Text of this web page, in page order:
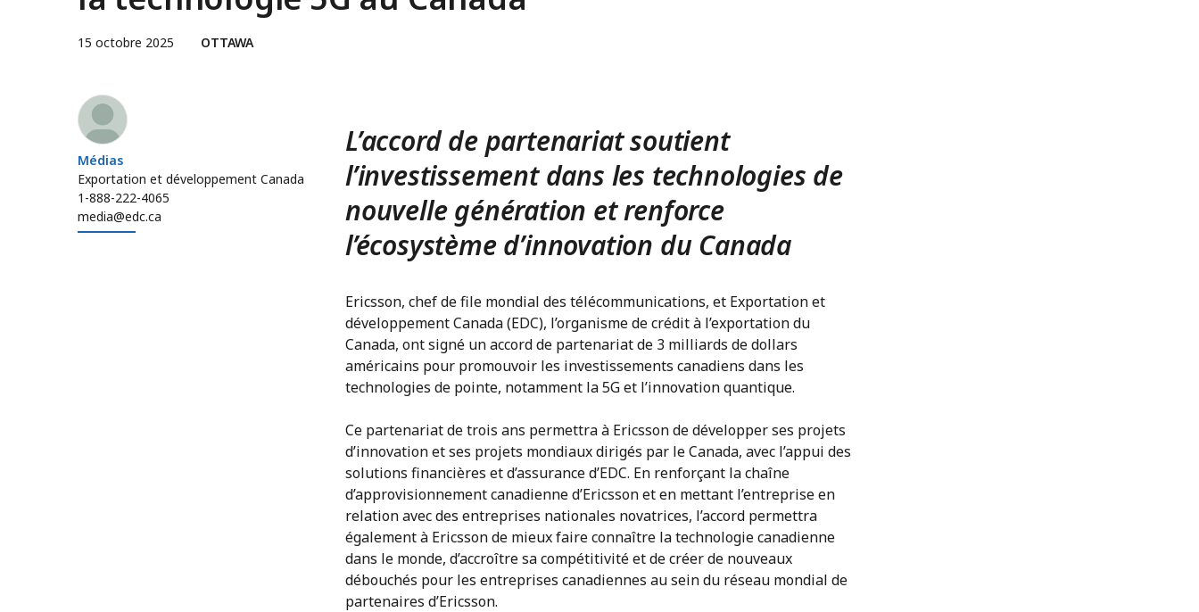
15 octobre 2025 OTTAWA
Médias
Médias
Exportation et développement Canada
1-888-222-4065
media@edc.ca
L’accord de partenariat soutient
l’investissement dans les technologies de
nouvelle génération et renforce
l’écosystème d’innovation du Canada
Ericsson, chef de file mondial des télécommunications, et Exportation et
développement Canada (EDC), l’organisme de crédit à l’exportation du
Canada, ont signé un accord de partenariat de 3 milliards de dollars
américains pour promouvoir les investissements canadiens dans les
technologies de pointe, notamment la 5G et l’innovation quantique.
Ce partenariat de trois ans permettra à Ericsson de développer ses projets
d’innovation et ses projets mondiaux dirigés par le Canada, avec l’appui des
solutions financières et d’assurance d’EDC. En renforçant la chaîne
d’approvisionnement canadienne d’Ericsson et en mettant l’entreprise en
relation avec des entreprises nationales novatrices, l’accord permettra
également à Ericsson de mieux faire connaître la technologie canadienne
dans le monde, d’accroître sa compétitivité et de créer de nouveaux
débouchés pour les entreprises canadiennes au sein du réseau mondial de
partenaires d’Ericsson.